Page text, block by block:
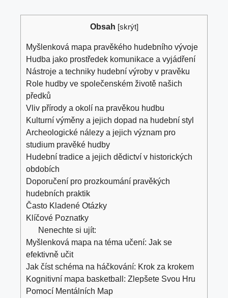
Obsah [skrýt]
Myšlenková⁤ mapa pravěkého hudebního vývoje
Hudba jako prostředek komunikace a vyjádření
Nástroje a techniky hudební výroby v pravěku
Role hudby ve společenském životě ⁢našich
předků
Vliv přírody a okolí na pravěkou ⁤hudbu
Kulturní výměny a jejich dopad na hudební styl
Archeologické nálezy ​a jejich význam pro
studium ‍pravěké hudby
Hudební ​tradice a jejich dědictví v historických
obdobích
Doporučení pro prozkoumání pravěkých
⁢hudebních praktik
Často⁢ Kladené Otázky
Klíčové Poznatky
Nenechte si ujít:
Myšlenková mapa na téma učení: Jak se
efektivně učit
Jak číst schéma na háčkování: Krok za krokem
Kognitivní mapa basketball: Zlepšete Svou Hru
Pomocí Mentálních Map